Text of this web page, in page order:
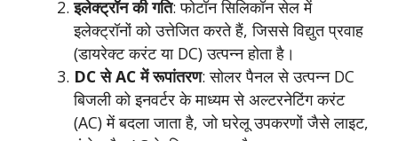
इलेक्ट्रॉन की गति: फोटॉन सिलिकॉन सेल में
इलेक्ट्रॉनों को उत्तेजित करते हैं, जिससे विद्युत प्रवाह
(डायरेक्ट करंट या DC) उत्पन्न होता है।
DC से AC में रूपांतरण: सोलर पैनल से उत्पन्न DC
बिजली को इनवर्टर के माध्यम से अल्टरनेटिंग करंट
(AC) में बदला जाता है, जो घरेलू उपकरणों जैसे लाइट,